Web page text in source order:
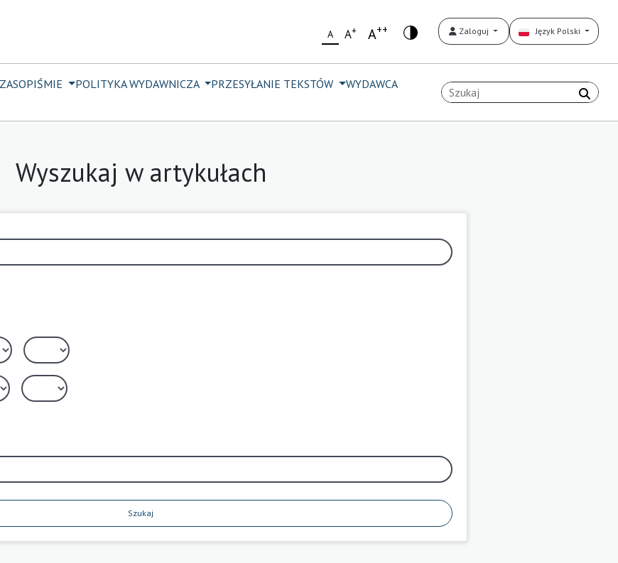
A A+ A++ Zaloguj Język Polski
POLITYKA WYDAWNICZA PRZESYŁANIE TEKSTÓW
WYDAWCA
Wyszukaj w artykułach
Szukaj